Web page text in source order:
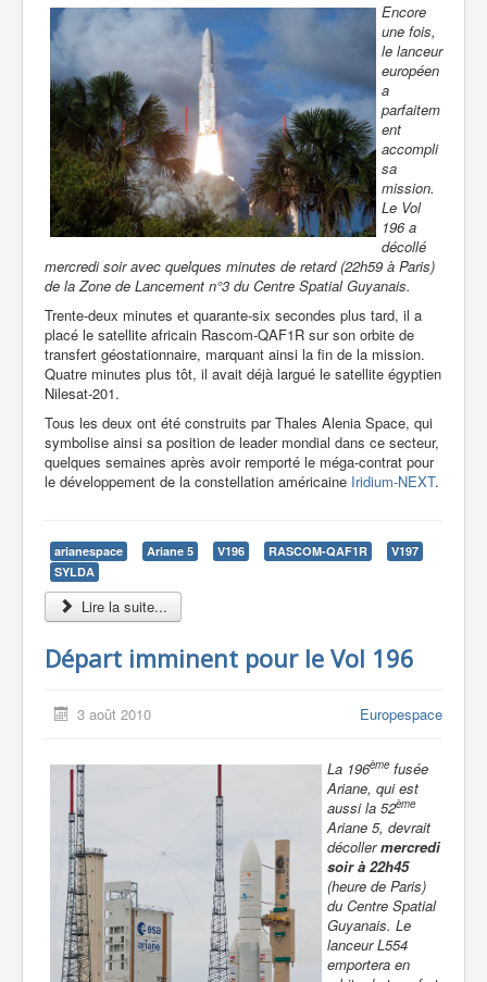
Encore
une fois,
le lanceur
européen
a
parfaitem
ent
accompli
sa
mission.
Le Vol
196 a
décollé
mercredi soir avec quelques minutes de retard (22h59 à Paris)
de la Zone de Lancement n°3 du Centre Spatial Guyanais.
Trente-deux minutes et quarante-six secondes plus tard, il a
placé le satellite africain Rascom-QAF1R sur son orbite de
transfert géostationnaire, marquant ainsi la fin de la mission.
Quatre minutes plus tôt, il avait déjà largué le satellite égyptien
Nilesat-201.
Tous les deux ont été construits par Thales Alenia Space, qui
symbolise ainsi sa position de leader mondial dans ce secteur,
quelques semaines après avoir remporté le méga-contrat pour
le développement de la constellation américaine Iridium-NEXT.
arianespace Ariane 5 V196 RASCOM-QAF1R
V197
SYLDA
Lire la suite...
Départ imminent pour le Vol 196
3 août 2010 Europespace
La 196ème fusée
Ariane, qui est
aussi la 52ème
Ariane 5, devrait
décollermercredi
soir à 22h45
(heure de Paris)
du Centre Spatial
Guyanais. Le
lanceur L554
emportera en